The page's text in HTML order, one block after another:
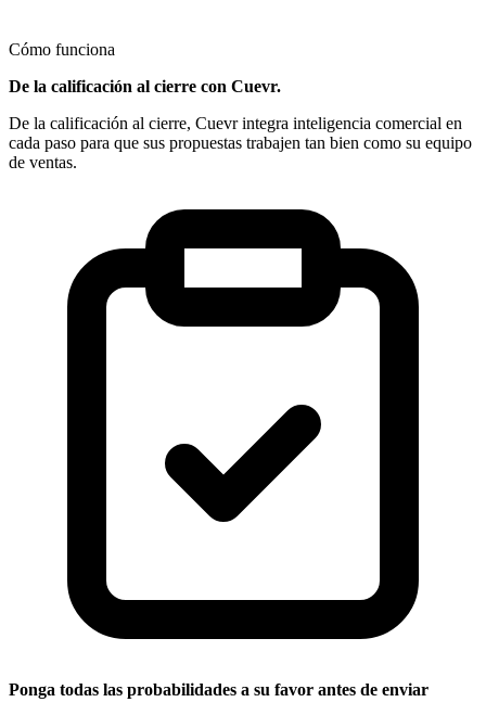
Cómo funciona
De la calificación al cierre con Cuevr.
De la calificación al cierre, Cuevr integra inteligencia comercial en
cada paso para que sus propuestas trabajen tan bien como su equipo
de ventas.
Ponga todas las probabilidades a su favor antes de enviar